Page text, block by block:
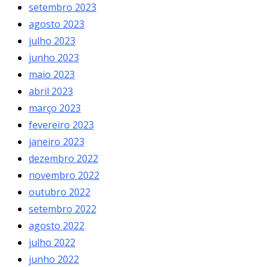
setembro 2023
agosto 2023
julho 2023
junho 2023
maio 2023
abril 2023
março 2023
fevereiro 2023
janeiro 2023
dezembro 2022
novembro 2022
outubro 2022
setembro 2022
agosto 2022
julho 2022
junho 2022